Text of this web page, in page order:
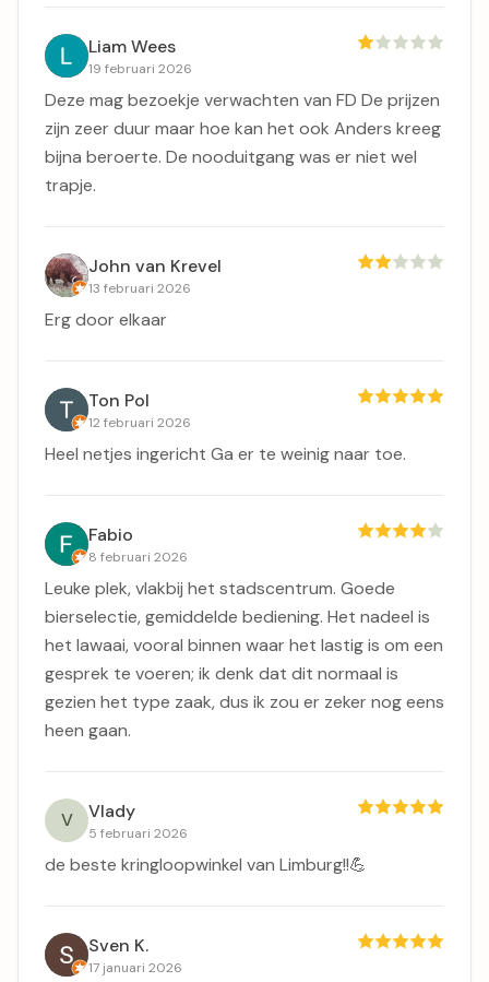
Liam Wees
19 februari 2026
Deze mag bezoekje verwachten van FD De prijzen
zijn zeer duur maar hoe kan het ook Anders kreeg
bijna beroerte. De nooduitgang was er niet wel
trapje.
John van Krevel
13 februari 2026
Erg door elkaar
Ton Pol
12 februari 2026
Heel netjes ingericht Ga er te weinig naar toe.
Fabio
8 februari 2026
Leuke plek, vlakbij het stadscentrum. Goede
bierselectie, gemiddelde bediening. Het nadeel is
het lawaai, vooral binnen waar het lastig is om een
​​gesprek te voeren; ik denk dat dit normaal is
gezien het type zaak, dus ik zou er zeker nog eens
heen gaan.
V Vlady
5 februari 2026
de beste kringloopwinkel van Limburg!!💪
Sven K.
17 januari 2026